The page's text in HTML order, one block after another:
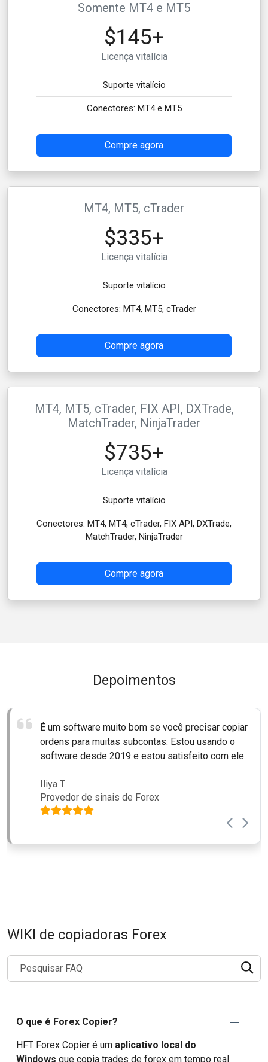
Somente MT4 e MT5
$145+
Licença vitalícia
Suporte vitalício
Conectores: MT4 e MT5
Compre agora
MT4, MT5, cTrader
$335+
Licença vitalícia
Suporte vitalício
Conectores: MT4, MT5, cTrader
Compre agora
MT4, MT5, cTrader, FIX API, DXTrade,
MatchTrader, NinjaTrader
$735+
Licença vitalícia
Suporte vitalício
Conectores: MT4, MT4, cTrader, FIX API, DXTrade,
MatchTrader, NinjaTrader
Compre agora
Depoimentos
É um software muito bom se você precisar copiar
ordens para muitas subcontas. Estou usando o
software desde 2019 e estou satisfeito com ele.
Iliya T.
Provedor de sinais de Forex
É a copiadora comercial mais útil e rápida que já
experimentei. Excelente suporte ao cliente.
Minhas recomendações pessoais.
Barry F.
Gerente de dinheiro Forex
Excelente copiadora de contas para MT4 e MT5.
Fácil de instalar e ajustar. É uma copiadora de
comércio com atraso quase nulo.
Garry A.
Comerciante
WIKI de copiadoras Forex
Search through FAQ items. Results will update as you type.
O que é Forex Copier?
HFT Forex Copier é um aplicativo local do
Windows que copia trades de forex em tempo real